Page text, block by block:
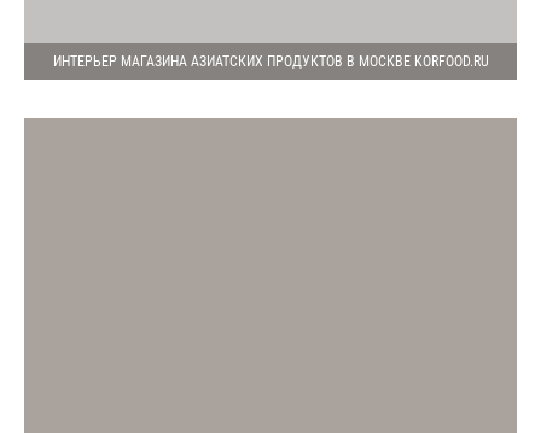
ИНТЕРЬЕР МАГАЗИНА АЗИАТСКИХ ПРОДУКТОВ В МОСКВЕ KORFOOD.RU